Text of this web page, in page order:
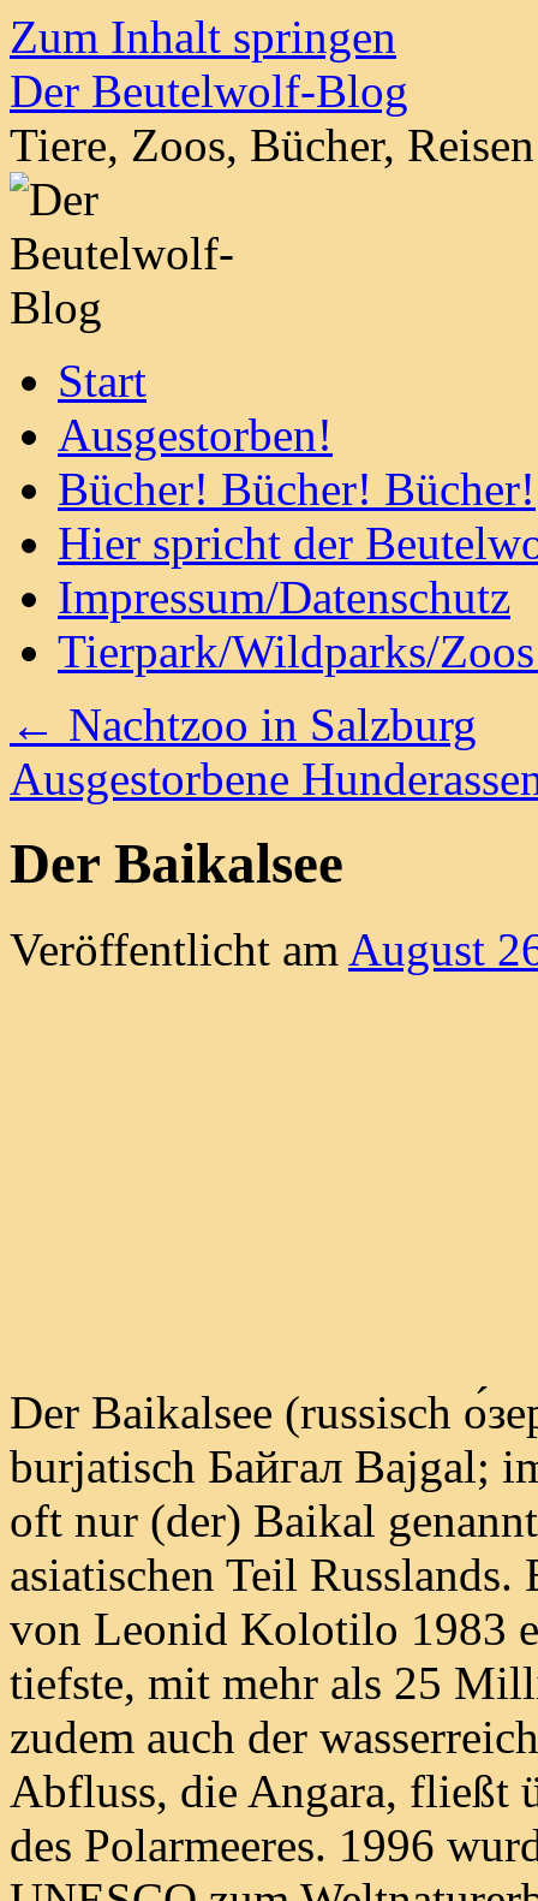
Zum Inhalt springen
Der Beutelwolf-Blog
Tiere, Zoos, Bücher,
Start
Ausgestorben!
Bücher! Bücher! Bücher!
Hier spricht der
Impressum/Datenschutz
Tierpark/Wildparks/
← Nachtzoo in Salzburg
Ausgestorbene
Der Baikalsee
Veröffentlicht am August
Der Baikalsee (russisch
burjatisch Байгал Bajgal;
oft nur (der) Baikal
asiatischen Teil
von Leonid Kolotilo 1983
tiefste, mit mehr als 25
zudem auch der
Abfluss, die Angara, fließt
des Polarmeeres. 1996